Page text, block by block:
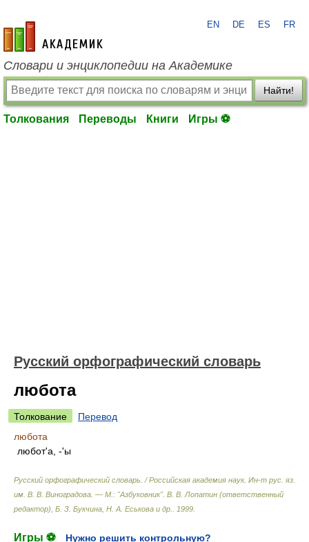
academic.ru
EN DE ES FR
Словари и энциклопедии на Академике
Найти!
Толкования Переводы Книги Игры ⚽
Русский орфографический словарь
любота
Толкование
Перевод
любота
любот'а, -'ы
Русский орфографический словарь. / Российская академия наук. Ин-т рус. яз.
им. В. В. Виноградова. — М.: "Азбуковник". В. В. Лопатин (ответственный
редактор), Б. З. Букчина, Н. А. Еськова и др.
1999
Игры ⚽
Нужно решить контрольную?